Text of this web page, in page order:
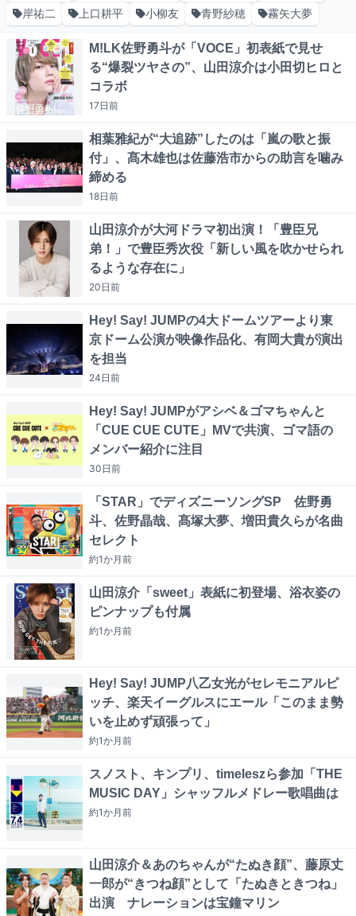
岸祐二
上口耕平 小柳友 青野紗穂 霧矢大夢
M!LK佐野勇斗が「VOCE」初表紙で見せ
る“爆裂ツヤさの”、山田涼介は小田切ヒロと
コラボ
17日前
相葉雅紀が“大追跡”したのは「嵐の歌と振
付」、髙木雄也は佐藤浩市からの助言を噛み
締める
18日前
山田涼介が大河ドラマ初出演！「豊臣兄
弟！」で豊臣秀次役「新しい風を吹かせられ
るような存在に」
20日前
Hey! Say! JUMPの4大ドームツアーより東
京ドーム公演が映像作品化、有岡大貴が演出
を担当
24日前
Hey! Say! JUMPがアシベ＆ゴマちゃんと
「CUE CUE CUTE」MVで共演、ゴマ語の
メンバー紹介に注目
30日前
「STAR」でディズニーソングSP 佐野勇
斗、佐野晶哉、髙塚大夢、増田貴久らが名曲
セレクト
約1か月前
山田涼介「sweet」表紙に初登場、浴衣姿の
ピンナップも付属
約1か月前
Hey! Say! JUMP八乙女光がセレモニアルピ
ッチ、楽天イーグルスにエール「このまま勢
いを止めず頑張って」
約1か月前
スノスト、キンプリ、timeleszら参加「THE
MUSIC DAY」シャッフルメドレー歌唱曲は
約1か月前
山田涼介＆あのちゃんが“たぬき顔”、藤原丈
一郎が“きつね顔”として「たぬきときつね」
出演 ナレーションは宝鐘マリン